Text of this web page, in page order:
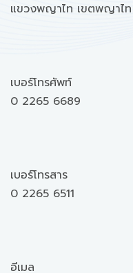
แขวงพญาไท เขตพญาไ
เบอร์โทรศัพท์
0 2265 6689
เบอร์โทรสาร
0 2265 6511
อีเมล